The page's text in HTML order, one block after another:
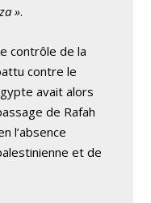
».
contrôle de la
contre le
avait alors
de Rafah
l’absence
et de